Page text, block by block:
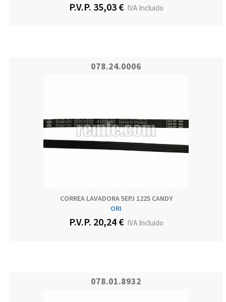
P.V.P. 35,03 €IVA Incluido
078.24.0006
CORREA LAVADORA 5EPJ 1225 CANDY
ORI
P.V.P. 20,24 €IVA Incluido
078.01.8932